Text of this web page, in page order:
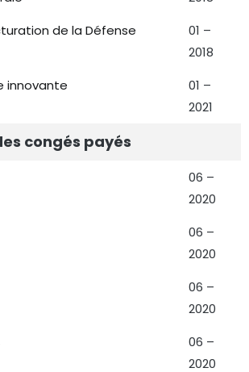
de la Défense
01 –
2018
innovante
01 –
2021
congés payés
06 –
2020
06 –
2020
06 –
2020
06 –
2020